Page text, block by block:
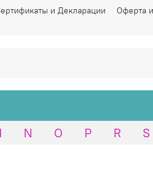
и Декларации Оферта
N O P R S